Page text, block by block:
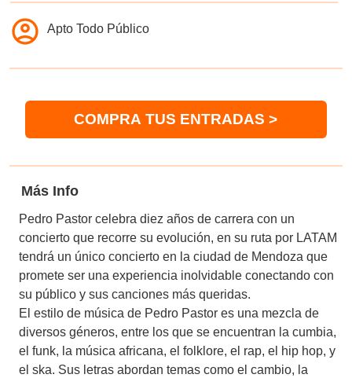
Apto Todo Público
COMPRA TUS ENTRADAS >
Más Info
Pedro Pastor celebra diez años de carrera con un
concierto que recorre su evolución, en su ruta por LATAM
tendrá un único concierto en la ciudad de Mendoza que
promete ser una experiencia inolvidable conectando con
su público y sus canciones más queridas.
El estilo de música de Pedro Pastor es una mezcla de
diversos géneros, entre los que se encuentran la cumbia,
el funk, la música africana, el folklore, el rap, el hip hop, y
el ska. Sus letras abordan temas como el cambio, la